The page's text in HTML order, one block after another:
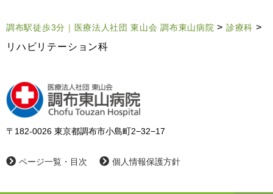
調布駅徒歩3分｜医療法人社団 東山会 調布東山病院 > 診療科 >
リハビリテーション科
〒182-0026 東京都調布市小島町2−32−17
ページ一覧・目次 個人情報保護方針